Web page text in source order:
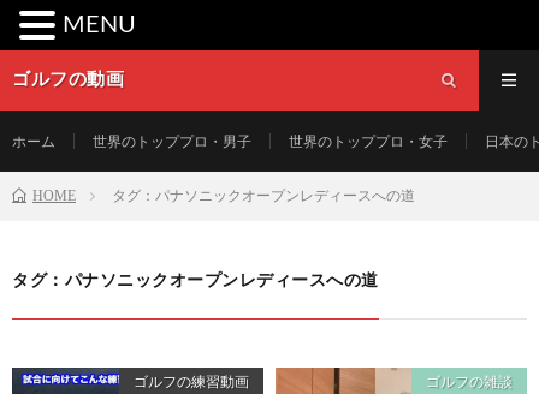
ゴルフの動画
ホーム 世界のトッププロ・男子 世界のトッププロ・女子 日本の
HOME タグ：パナソニックオープンレディースへの道
タグ：パナソニックオープンレディースへの道
ゴルフの練習動画 ゴルフの雑談
MENU